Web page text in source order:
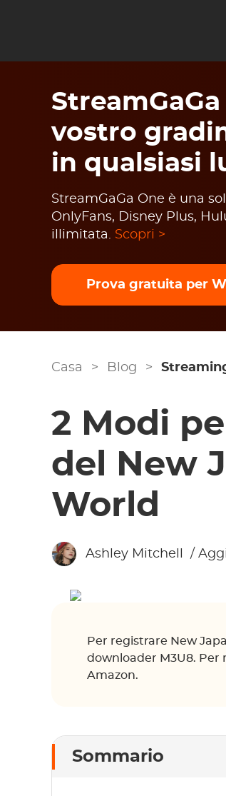
vostro
in qualsiasi
StreamGaGa One è una
OnlyFans, Disney Plus,
illimitata. Scopri >
Prova gratuita per
Casa > Blog >
2 Modi
del New
World
Ashley Mitchell /
Per registrare New
downloader M3U8. Per
Amazon.
Sommario